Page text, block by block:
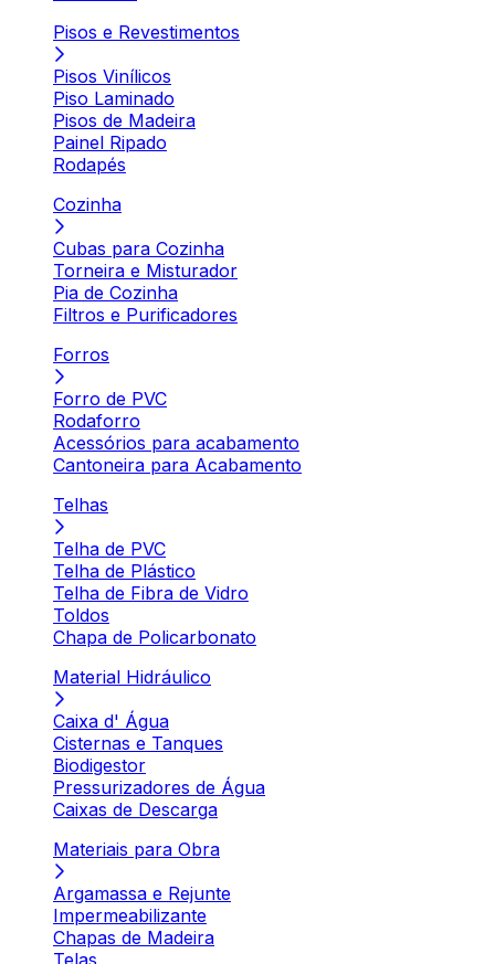
Pisos e Revestimentos
Pisos Vinílicos
Piso Laminado
Pisos de Madeira
Painel Ripado
Rodapés
Cozinha
Cubas para Cozinha
Torneira e Misturador
Pia de Cozinha
Filtros e Purificadores
Forros
Forro de PVC
Rodaforro
Acessórios para acabamento
Cantoneira para Acabamento
Telhas
Telha de PVC
Telha de Plástico
Telha de Fibra de Vidro
Toldos
Chapa de Policarbonato
Material Hidráulico
Caixa d' Água
Cisternas e Tanques
Biodigestor
Pressurizadores de Água
Caixas de Descarga
Materiais para Obra
Argamassa e Rejunte
Impermeabilizante
Chapas de Madeira
Telas